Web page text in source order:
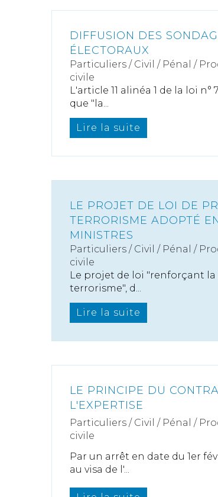
DIFFUSION DES
ÉLECTORAUX
Particuliers / Civil / Pénal /
civile
L'article 11 alinéa 1 de la loi n°
que "la...
Lire la suite
LE PROJET DE LOI DE
TERRORISME ADOPTÉ
MINISTRES
Particuliers / Civil / Pénal /
civile
Le projet de loi "renforçant
terrorisme", d...
Lire la suite
LE PRINCIPE DU
L'EXPERTISE
Particuliers / Civil / Pénal /
civile
Par un arrêt en date du 1er
au visa de l'...